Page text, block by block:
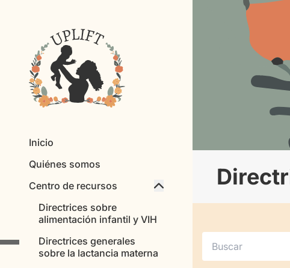
Inicio
Quiénes somos
Centro de recursos
Directrices sobre
alimentación infantil y VIH
Directrices generales
sobre la lactancia materna